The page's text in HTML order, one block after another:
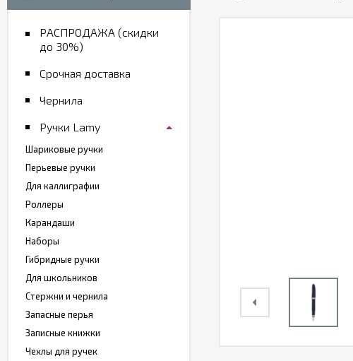
РАСПРОДАЖА (скидки
до 30%)
Срочная доставка
Чернила
Ручки Lamy
Шариковые ручки
Перьевые ручки
Для каллиграфии
Роллеры
Карандаши
Наборы
Гибридные ручки
Для школьников
Стержни и чернила
Запасные перья
Записные книжки
Чехлы для ручек